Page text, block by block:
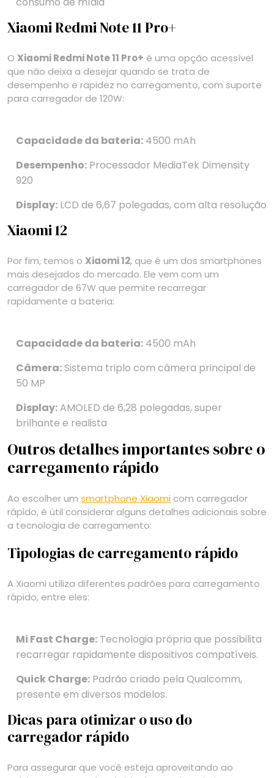
Xiaomi Redmi Note 11 Pro+
O Xiaomi Redmi Note 11 Pro+ é uma opção acessível
que não deixa a desejar quando se trata de
desempenho e rapidez no carregamento, com suporte
para carregador de 120W:
Capacidade da bateria: 4500 mAh
Desempenho: Processador MediaTek Dimensity
920
Display: LCD de 6,67 polegadas, com alta resolução
Xiaomi 12
Por fim, temos o Xiaomi 12, que é um dos smartphones
mais desejados do mercado. Ele vem com um
carregador de 67W que permite recarregar
rapidamente a bateria:
Capacidade da bateria: 4500 mAh
Câmera:Sistema triplo com câmera principal de
50 MP
Display:AMOLED de 6,28 polegadas, super
brilhante e realista
Outros detalhes importantes sobre o
carregamento rápido
Ao escolher um smartphone Xiaomi com carregador
rápido, é útil considerar alguns detalhes adicionais sobre
a tecnologia de carregamento:
Tipologias de carregamento rápido
A Xiaomi utiliza diferentes padrões para carregamento
rápido, entre eles:
Mi Fast Charge: Tecnologia própria que possibilita
recarregar rapidamente dispositivos compatíveis.
Quick Charge: Padrão criado pela Qualcomm,
presente em diversos modelos.
Dicas para otimizar o uso do
carregador rápido
Para assegurar que você esteja aproveitando ao